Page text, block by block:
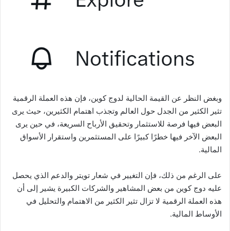
وبغض النظر عن القيمة الحالية لدوج كوين، فإن هذه العملة الرقمية
تثير الكثير من الجدل حول العالم وتجذب اهتمام الكثيرين، حيث يرى
البعض فيها فرصة للاستثمار وتحقيق الأرباح السريعة، في حين يرى
البعض الآخر فيها خطرًا كبيرًا على المستثمرين واستقرار الأسواق
المالية.
على الرغم من ذلك، فإن التغيير في شعار تويتر والدعم الذي يحصل
عليه دوج كوين من بعض المشاهير والشركات الكبيرة يشير إلى أن
هذه العملة الرقمية لا تزال تثير الكثير من الاهتمام والتحليل في
الأوساط المالية.